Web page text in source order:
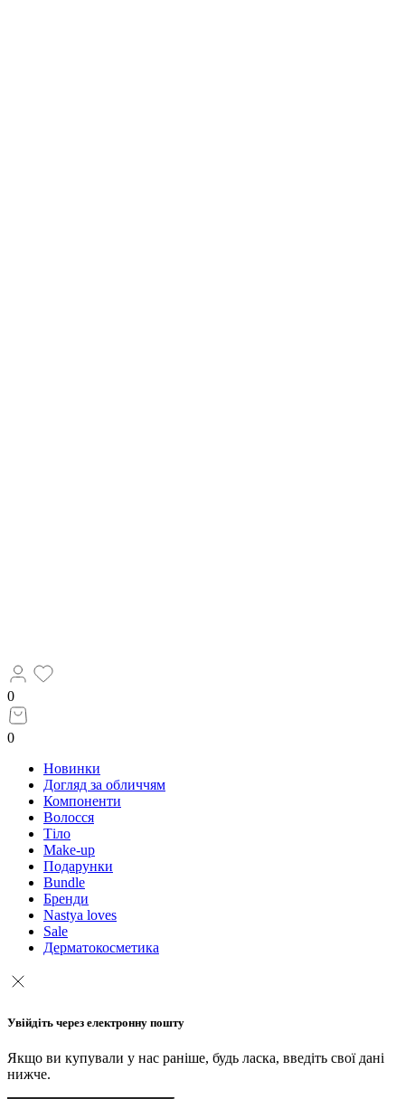
0
0
Новинки
Догляд за обличчям
Компоненти
Волосся
Тіло
Make-up
Подарунки
Bundle
Бренди
Nastya loves
Sale
Дерматокосметика
Увійдіть через електронну пошту
Якщо ви купували у нас раніше, будь ласка, введіть свої дані
нижче.